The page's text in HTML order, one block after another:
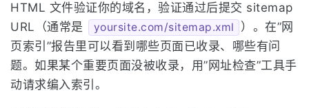
HTML 文件验证你的域名，验证通过后提交 sitemap
URL（通常是
yoursite.com/sitemap.xml
）。在”网
页索引”报告里可以看到哪些页面已收录、哪些有问
题。如果某个重要页面没被收录，用”网址检查”工具手
动请求编入索引。